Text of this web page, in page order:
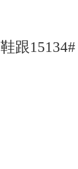
鞋跟15134#